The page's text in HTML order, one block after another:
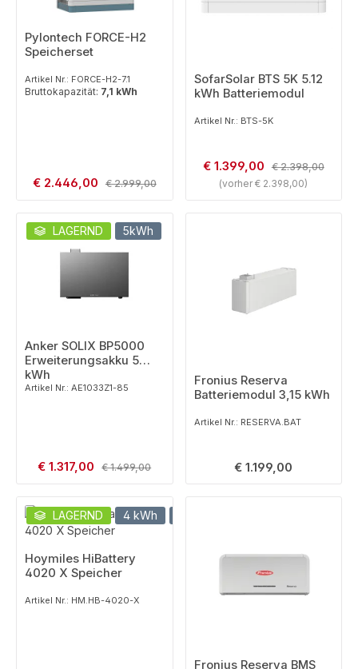
Pylontech FORCE-H2
Speicherset
Artikel Nr.: FORCE-H2-7.1
Bruttokapazität: 7,1 kWh
Verkaufspreis:
€ 2.446,00 Regulärer Preis:
€ 2.999,00
SofarSolar BTS 5K 5.12
kWh Batteriemodul
Artikel Nr.: BTS-5K
Verkaufspreis:
€ 1.399,00 Regulärer Preis:
€ 2.398,00
(vorher € 2.398,00)
LAGERND 5kWh
Anker SOLIX BP5000
Erweiterungsakku 5
kWh
Artikel Nr.: AE1033Z1-85
Verkaufspreis:
€ 1.317,00 Regulärer Preis:
€ 1.499,00
Fronius Reserva
Batteriemodul 3,15 kWh
Artikel Nr.: RESERVA.BAT
Regulärer Preis:
€ 1.199,00
LAGERND 4 kWh
Hoymiles HiBattery
4020 X Speicher
Artikel Nr.: HM.HB-4020-X
Fronius Reserva BMS